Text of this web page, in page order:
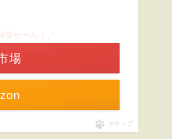
場
ポチップ